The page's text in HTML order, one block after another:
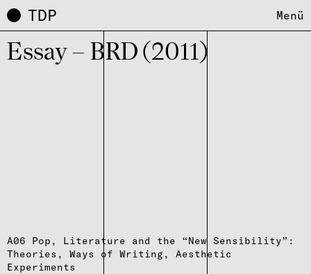
TDP Menü
Essay – BRD (2011)
A06 Pop, Literature and the “New Sensibility”:
Theories, Ways of Writing, Aesthetic
Experiments